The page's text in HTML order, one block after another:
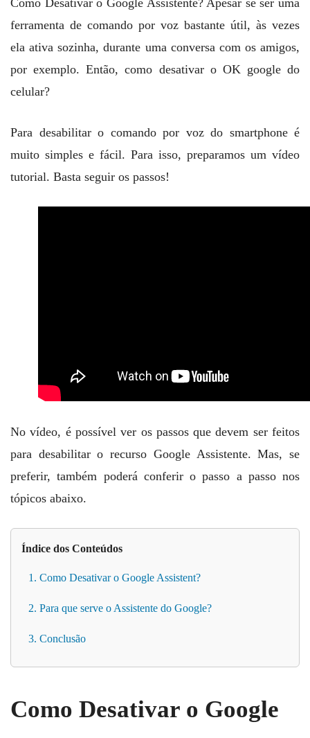
ferramenta de comando por voz bastante útil, às vezes
ela ativa sozinha, durante uma conversa com os amigos,
por exemplo. Então, como desativar o OK google do
celular?
Para desabilitar o comando por voz do smartphone é
muito simples e fácil. Para isso, preparamos um vídeo
tutorial. Basta seguir os passos!
No vídeo, é possível ver os passos que devem ser feitos
para desabilitar o recurso Google Assistente. Mas, se
preferir, também poderá conferir o passo a passo nos
tópicos abaixo.
Índice dos Conteúdos
1. Como Desativar o Google Assistent?
2. Para que serve o Assistente do Google?
3. Conclusão
Como Desativar o Google